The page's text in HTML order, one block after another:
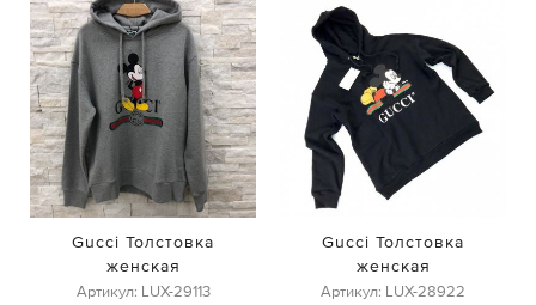
Gucci Толстовка
женская
Артикул: LUX-29113
Gucci Толстовка
женская
Артикул: LUX-28922